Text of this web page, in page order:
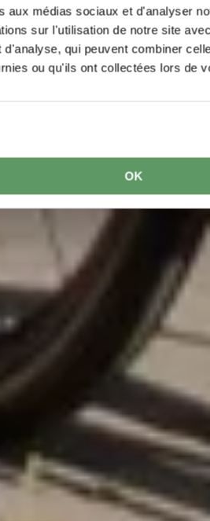
aux médias sociaux et d'analyser
sur l'utilisation de notre site
d'analyse, qui peuvent combiner
ou qu'ils ont collectées lors de
OK